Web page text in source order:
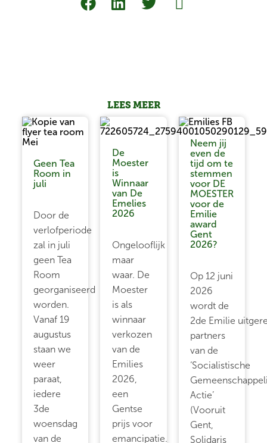
LEES MEER
Geen Tea
Room in
juli
Door de
verlofperiode
zal in juli
geen Tea
Room
georganiseerd
worden.
Vanaf 19
augustus
staan we
weer
paraat,
iedere
3de
woensdag
van de
De
Moester
is
Winnaar
van De
Emelies
2026
Ongelooflijk
maar
waar. De
Moester
is als
winnaar
verkozen
van de
Emilies
2026,
een
Gentse
prijs voor
emancipatie.
Neem jij
even de
tijd om te
stemmen
voor DE
MOESTER
voor de
Emilie
award
Gent
2026?
Op 12 juni
2026
wordt de
2de Emilie
partners
van de
‘Socialistische
Actie’
(Vooruit
Gent,
Solidaris